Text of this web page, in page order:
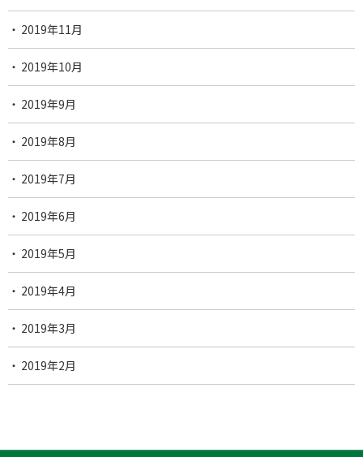
2019年11月
2019年10月
2019年9月
2019年8月
2019年7月
2019年6月
2019年5月
2019年4月
2019年3月
2019年2月